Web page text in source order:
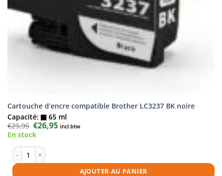
Cartouche d’encre compatible Brother LC3237 BK noire
Capacité:
65 ml
€29,95 Le
prix
initial
était :
€29,95.
€26,95Le
prix
incl.btw
En stock
quantité de Cartouche d'encre compatible Brother LC3237 BK noire
AJOUTER AU PANIER